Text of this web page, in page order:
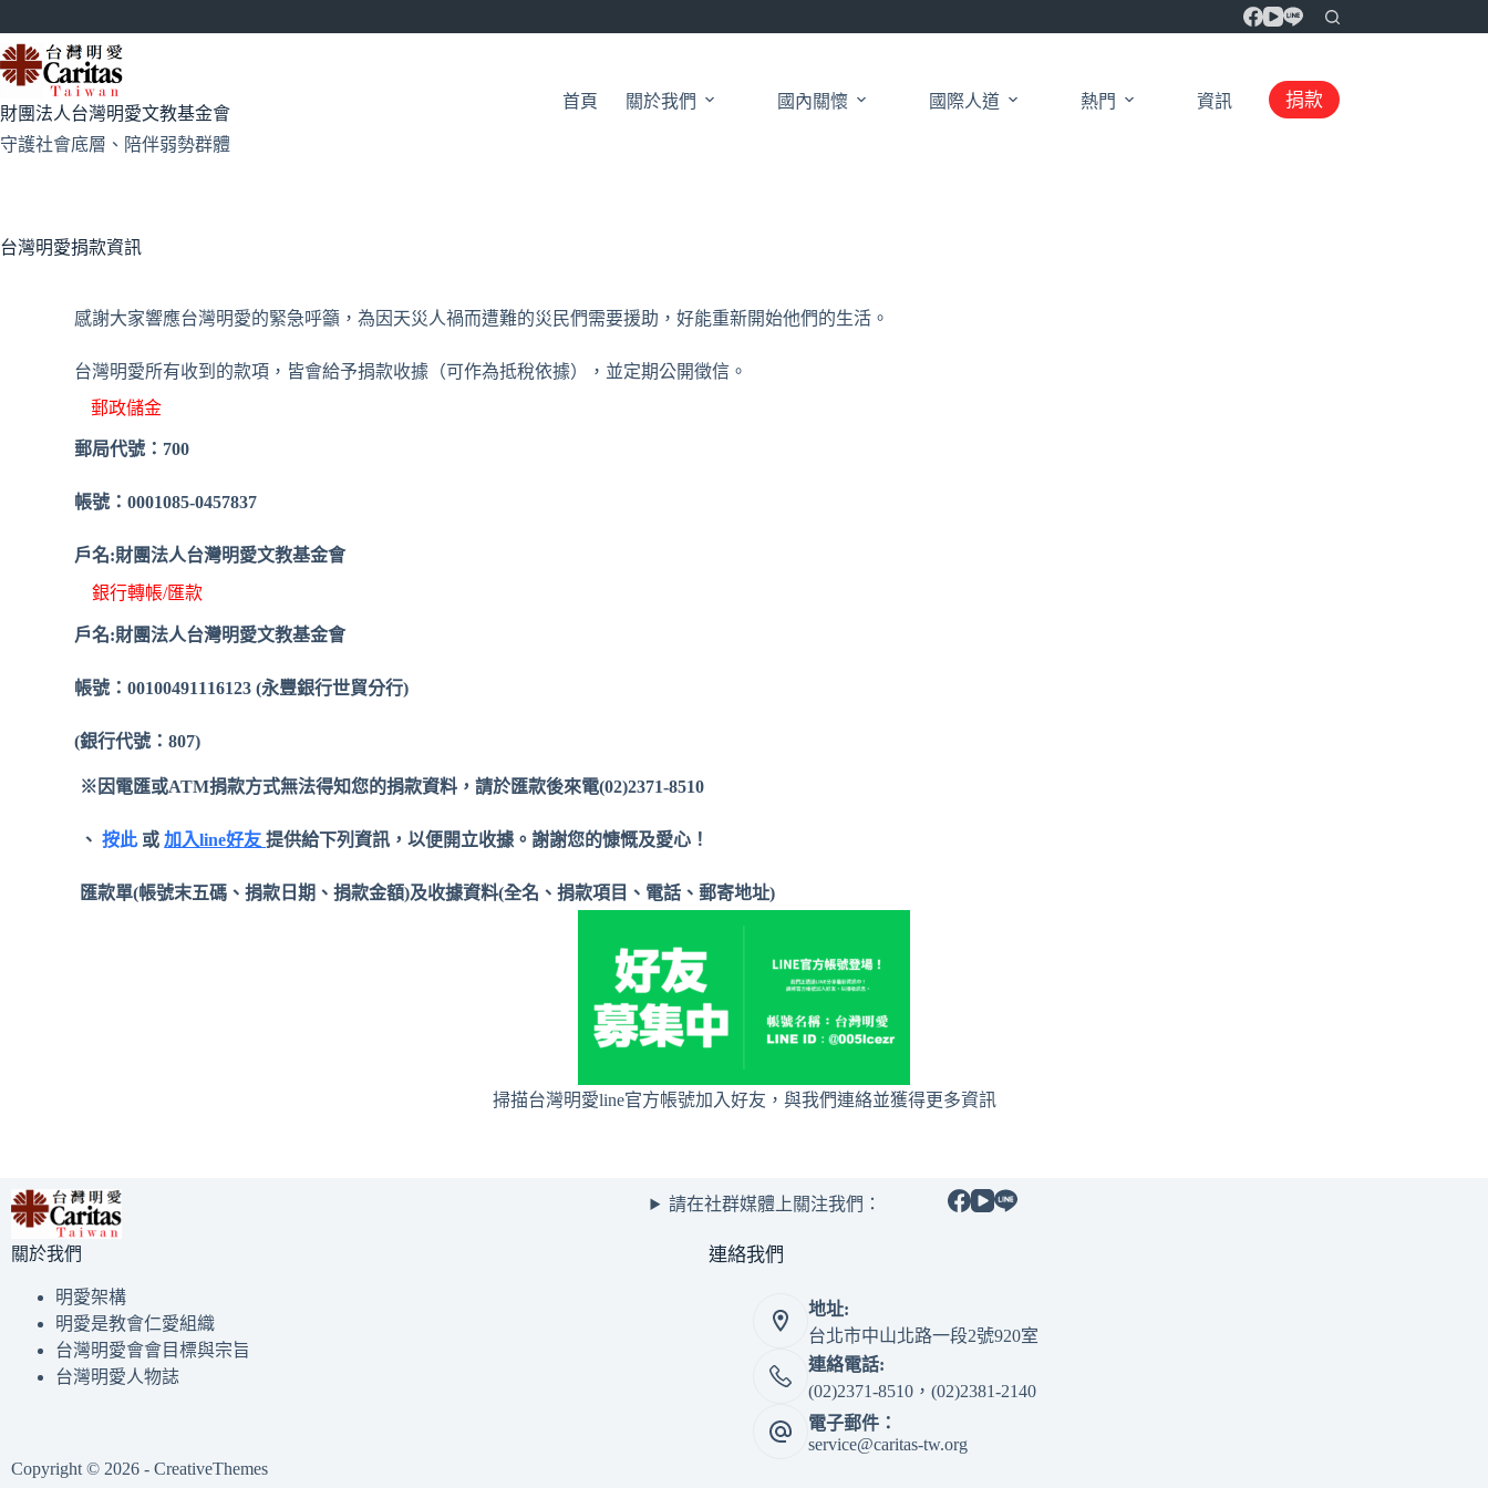
財團法人台灣明愛文教基金會
守護社會底層、陪伴弱勢群體
首頁 關於我們 國內關懷 國際人道 熱門 資訊 捐款
台灣明愛捐款資訊
感謝大家響應台灣明愛的緊急呼籲，為因天災人禍而遭難的災民們需要援助，好能重新開始他們的生活。
台灣明愛所有收到的款項，皆會給予捐款收據（可作為抵稅依據），並定期公開徵信。
郵政儲金
郵局代號：700
帳號：0001085-0457837
戶名:財團法人台灣明愛文教基金會
銀行轉帳/匯款
戶名:財團法人台灣明愛文教基金會
帳號：00100491116123 (永豐銀行世貿分行)
(銀行代號：807)
※因電匯或ATM捐款方式無法得知您的捐款資料，請於匯款後來電(02)2371-8510
、按此或加入line好友提供給下列資訊，以便開立收據。謝謝您的慷慨及愛心！
匯款單(帳號末五碼、捐款日期、捐款金額)及收據資料(全名、捐款項目、電話、郵寄地址)
掃描台灣明愛line官方帳號加入好友，與我們連絡並獲得更多資訊
請在社群媒體上關注我們：
關於我們
明愛架構
明愛是教會仁愛組織
台灣明愛會會目標與宗旨
台灣明愛人物誌
連絡我們
地址:
台北市中山北路一段2號920室
連絡電話:
(02)2371-8510，(02)2381-2140
電子郵件：
service@caritas-tw.org
Copyright © 2026 - CreativeThemes